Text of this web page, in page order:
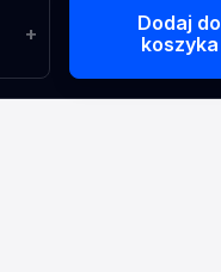
+
Dodaj do
koszyka